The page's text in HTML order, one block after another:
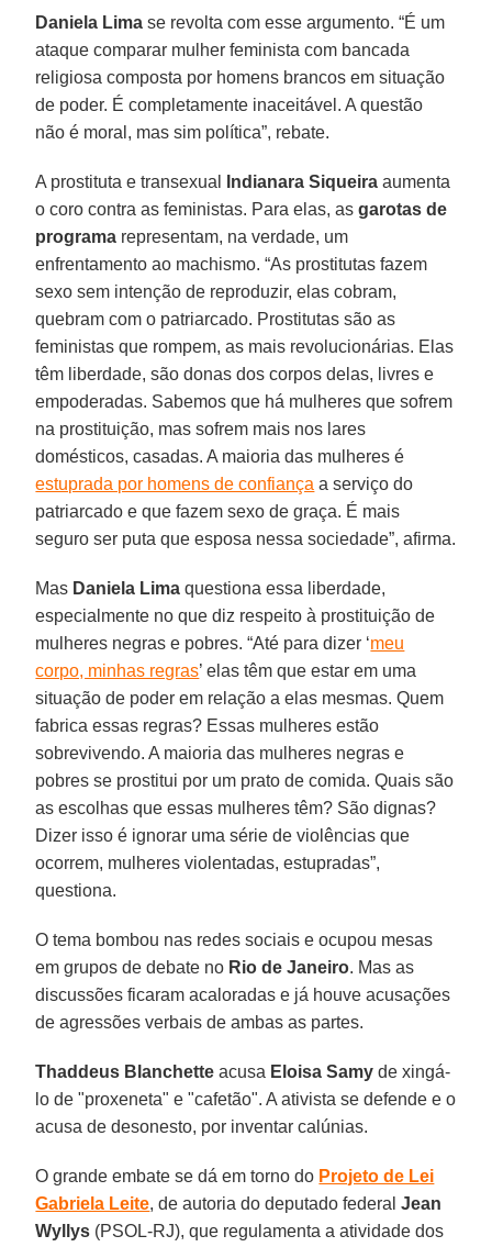
Daniela Lima se revolta com esse argumento. “É um
ataque comparar mulher feminista com bancada
religiosa composta por homens brancos em situação
de poder. É completamente inaceitável. A questão
não é moral, mas sim política”, rebate.
A prostituta e transexual Indianara Siqueira aumenta
o coro contra as feministas. Para elas, asgarotas de
programa representam, na verdade, um
enfrentamento ao machismo. “As prostitutas fazem
sexo sem intenção de reproduzir, elas cobram,
quebram com o patriarcado. Prostitutas são as
feministas que rompem, as mais revolucionárias. Elas
têm liberdade, são donas dos corpos delas, livres e
empoderadas. Sabemos que há mulheres que sofrem
na prostituição, mas sofrem mais nos lares
domésticos, casadas. A maioria das mulheres é
estuprada por homens de confiança a serviço do
patriarcado e que fazem sexo de graça. É mais
seguro ser puta que esposa nessa sociedade”, afirma.
Mas Daniela Lima questiona essa liberdade,
especialmente no que diz respeito à prostituição de
mulheres negras e pobres. “Até para dizer ‘meu
corpo, minhas regras’ elas têm que estar em uma
situação de poder em relação a elas mesmas. Quem
fabrica essas regras? Essas mulheres estão
sobrevivendo. A maioria das mulheres negras e
pobres se prostitui por um prato de comida. Quais são
as escolhas que essas mulheres têm? São dignas?
Dizer isso é ignorar uma série de violências que
ocorrem, mulheres violentadas, estupradas”,
questiona.
O tema bombou nas redes sociais e ocupou mesas
em grupos de debate no Rio de Janeiro. Mas as
discussões ficaram acaloradas e já houve acusações
de agressões verbais de ambas as partes.
Thaddeus Blanchette acusa Eloisa Samy de xingá-
lo de "proxeneta" e "cafetão". A ativista se defende e o
acusa de desonesto, por inventar calúnias.
O grande embate se dá em torno do Projeto de Lei
Gabriela Leite, de autoria do deputado federalJean
Wyllys (PSOL-RJ), que regulamenta a atividade dos